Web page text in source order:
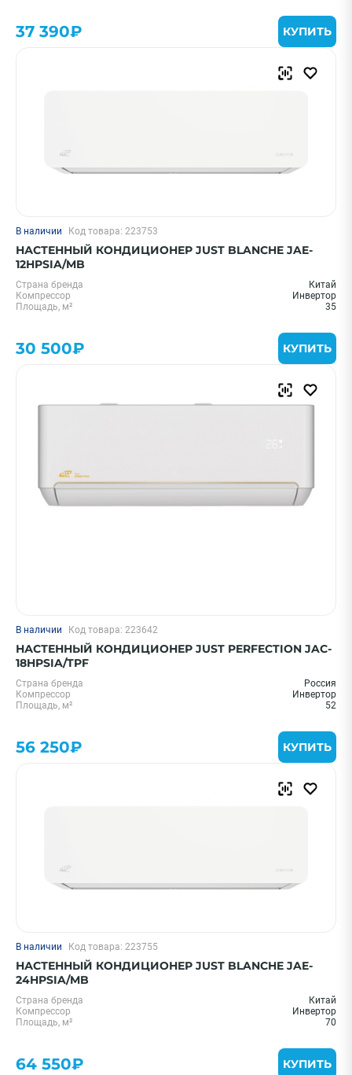
37 390₽ КУПИТЬ
В наличии Код товара: 223753
НАСТЕННЫЙ КОНДИЦИОНЕР JUST BLANCHE JAE-
12HPSIA/MB
Страна бренда
Китай
Компрессор
Инвертор
Площадь, м²
35
30 500₽ КУПИТЬ
В наличии Код товара: 223642
НАСТЕННЫЙ КОНДИЦИОНЕР JUST PERFECTION JAC-
18HPSIA/TPF
Страна бренда
Россия
Компрессор
Инвертор
Площадь, м²
52
56 250₽ КУПИТЬ
В наличии Код товара: 223755
НАСТЕННЫЙ КОНДИЦИОНЕР JUST BLANCHE JAE-
24HPSIA/MB
Страна бренда
Китай
Компрессор
Инвертор
Площадь, м²
70
64 550₽ КУПИТЬ